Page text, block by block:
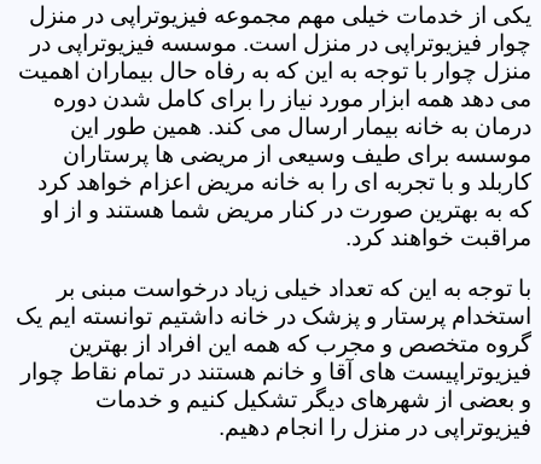
یکی از خدمات خیلی مهم مجموعه فیزیوتراپی در منزل
چوار فیزیوتراپی در منزل است. موسسه فیزیوتراپی در
منزل چوار با توجه به این که به رفاه حال بیماران اهمیت
می دهد همه ابزار مورد نیاز را برای کامل شدن دوره
درمان به خانه بیمار ارسال می کند. همین طور این
موسسه برای طیف وسیعی از مریضی ها پرستاران
کاربلد و با تجربه ای را به خانه مریض اعزام خواهد کرد
که به بهترین صورت در کنار مریض شما هستند و از او
مراقبت خواهند کرد.
با توجه به این که تعداد خیلی زیاد درخواست مبنی بر
استخدام پرستار و پزشک در خانه داشتیم توانسته ایم یک
گروه متخصص و مجرب که همه این افراد از بهترین
فیزیوتراپیست های آقا و خانم هستند در تمام نقاط چوار
و بعضی از شهرهای دیگر تشکیل کنیم و خدمات
فیزیوتراپی در منزل را انجام دهیم.